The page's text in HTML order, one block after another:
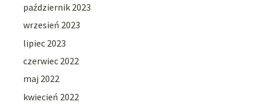
październik 2023
wrzesień 2023
lipiec 2023
czerwiec 2022
maj 2022
kwiecień 2022